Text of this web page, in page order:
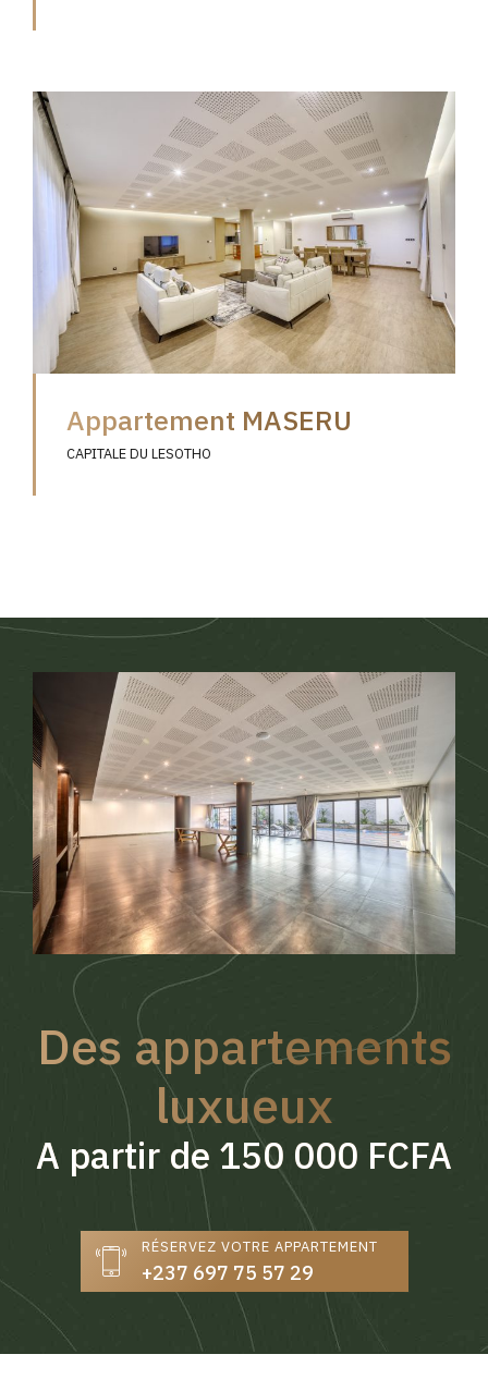
Appartement MASERU
CAPITALE DU LESOTHO
Des appartements
luxueux
A partir de 150 000 FCFA
RÉSERVEZ VOTRE APPARTEMENT
+237 697 75 57 29